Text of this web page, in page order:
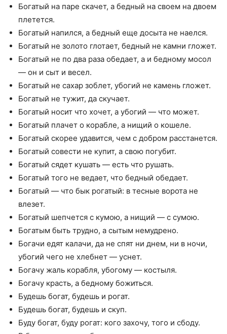
Богатый на паре скачет, а бедный на своем на двоем
плетется.
Богатый напился, а бедный еще досыта не наелся.
Богатый не золото глотает, бедный не камни гложет.
Богатый не по два раза обедает, а и бедному мосол
— он и сыт и весел.
Богатый не сахар зоблет, убогий не камень гложет.
Богатый не тужит, да скучает.
Богатый носит что хочет, а убогий — что может.
Богатый плачет о корабле, а нищий о кошеле.
Богатый скорее удавится, чем с добром расстанется.
Богатый совести не купит, а свою погубит.
Богатый сядет кушать — есть что рушать.
Богатый того не ведает, что бедный обедает.
Богатый — что бык рогатый: в тесные ворота не
влезет.
Богатый шепчется с кумою, а нищий — с сумою.
Богатым быть трудно, а сытым немудрено.
Богачи едят калачи, да не спят ни днем, ни в ночи,
убогий чего не хлебнет — уснет.
Богачу жаль корабля, убогому — костыля.
Богачу красть, а бедному божиться.
Будешь богат, будешь и рогат.
Будешь богат, будешь и скуп.
Буду богат, буду рогат: кого захочу, того и сбоду.